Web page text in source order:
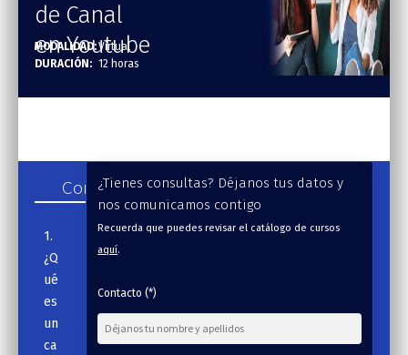
de Canal
en Youtube
MODALIDAD:Virtual
DURACIÓN: 12 horas
Contenido
1.
¿Q
ué
es
un
ca
¿Tienes consultas? Déjanos tus datos y
nos comunicamos contigo
Recuerda que puedes revisar el catálogo de cursos
aquí.
Contacto (*)